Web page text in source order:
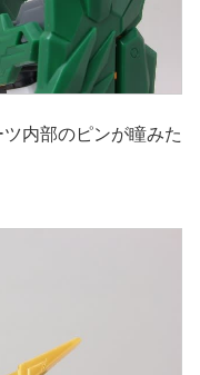
内部のピンが瞳みた